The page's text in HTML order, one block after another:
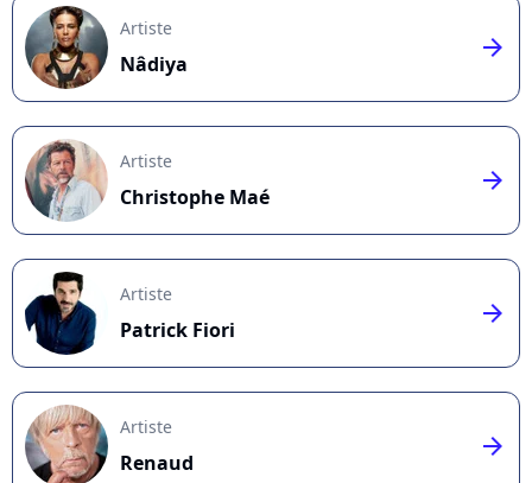
Artiste
Nâdiya
arrow_right
Artiste
Christophe Maé
arrow_right
Artiste
Patrick Fiori
arrow_right
Artiste
Renaud
arrow_right